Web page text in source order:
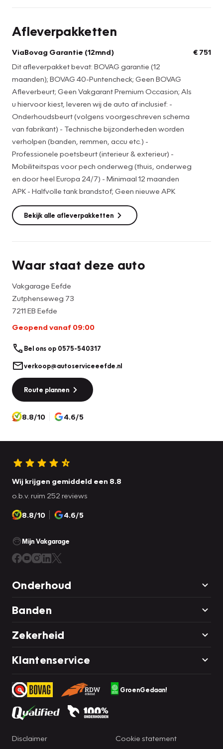
• APK en Leges
deze bedraagt: €15.250,-. Als u hiervoor kiest, leveren wij
de auto af inclusief:
• Onderhoudsbeurt (volgens voorgeschreven schema van
fabrikant)
• Technische bijzonderheden worden verholpen (banden,
accu etc.)
• Professionele poetsbeurt (interieur & exterieur)
• Mobiliteitspas voor pech onderweg (thuis, onderweg en
door heel Europa 24/7)
• Halfvolle tank brandstof
* Nieuwe/gebruikte winterbandenset tegen meerprijs
Graag voor de bezichtiging van de auto bellen voor een
afspraak. In verband met de drukte kunnen we op die
actueel mogelijk wordt weergegeven, kunnen er geen
Afleverpakketten
ViaBovag Garantie (12mnd)
Dit afleverpakket bevat: BOVAG garantie (12
maanden); BOVAG 40-Puntencheck; Geen BOVAG
Afleverbeurt; Geen Vakgarant Premium Occasion; Als
u hiervoor kiest, leveren wij de auto af inclusief: -
Onderhoudsbeurt (volgens voorgeschreven schema
van fabrikant) - Technische bijzonderheden worden
verholpen (banden, remmen, accu etc.) -
Professionele poetsbeurt (interieur & exterieur) -
Mobiliteitspas voor pech onderweg (thuis, onderweg
en door heel Europa 24/7) - Minimaal 12 maanden
APK - Halfvolle tank brandstof; Geen nieuwe APK
€ 751
Bekijk alle afleverpakketten
Waar staat deze auto
Vakgarage Eefde
Zutphenseweg 73
7211 EB Eefde
Geopend vanaf 09:00
Bel ons op 0575-540317
verkoop@autoserviceeefde.nl
Route plannen
8.8/10 4.6/5
Wij krijgen gemiddeld een 8.8
o.b.v. ruim 252 reviews
8.8/10 4.6/5
Mijn Vakgarage
Onderhoud
Banden
Zekerheid
Klantenservice
GroenGedaan!
Disclaimer
Cookie statement